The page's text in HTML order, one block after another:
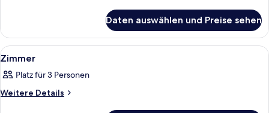
Daten auswählen und Preise sehen
Alle
Fotos
für
Zimmer
Ein Hotelzimmer mit einem großen
9
Zimmer
Platz für 3 Personen
Weitere Details
Weitere